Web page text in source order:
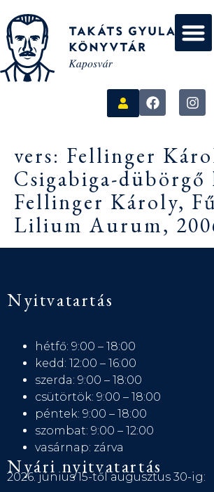
vers: Fellinger
Csigabiga-dübörgő
Fellinger Károly,
Lilium Aurum,
Nyitvatartás
hétfő: 9:00 – 18:00
kedd: 12:00 – 16:00
szerda: 9:00 – 18:00
csütörtök: 9:00 – 18:00
péntek: 9:00 – 18:00
szombat: 9:00 – 12:00
vasárnap: zárva
Nyári nyitvatartás
2026. június 15-től augusztus 30-ig: